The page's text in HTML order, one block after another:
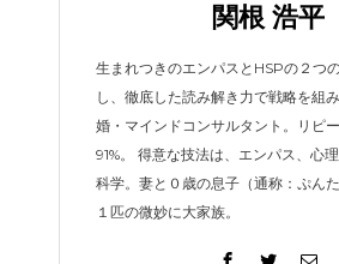
関根 浩平
生まれつきのエンパスとHSPの２つ
し、徹底した読み解き力で戦略を組
婚・マインドコンサルタント。リピ
91%。 得意な技法は、エンパス、心
科学。妻と０歳の息子（通称：ぷん
１匹の微妙に大家族。